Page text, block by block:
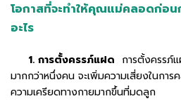
โอกาสที่จะทำให้คุณแม่คลอดก่อน
อะไร
1. การตั้งครรภ์แฝด การตั้งครรภ์
มากกว่าหนึ่งคน จะเพิ่มความเสี่ยงในกา
ความเครียดทางกายมากขึ้นที่มดลูก